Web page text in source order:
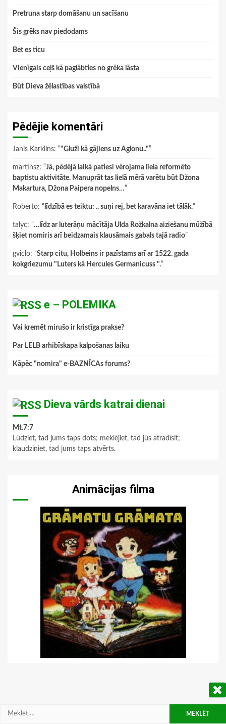
Pretruna starp domāšanu un sacīšanu
Šis grēks nav piedodams
Bet es ticu
Vienīgais ceļš kā paglābties no grēka lāsta
Būt Dieva žēlastības valstībā
Pēdējie komentāri
Janis Karklins: “"Gluži kā gājiens uz Aglonu.."”
martinsz: “Jā, pēdējā laikā patiesi vērojama liela reformēto
baptistu aktivitāte. Manuprāt tas lielā mērā varētu būt Džona
Makartura, Džona Paipera nopelns…”
Roberto: “ līdzībā es teiktu: .. suņi rej, bet karavāna iet tālāk.”
talyc: “…līdz ar luterāņu mācītāja Ulda Rožkalna aiziešanu mūžībā
šķiet nomiris arī beidzamais klausāmais gabals tajā radio”
gviclo: “Starp citu, Holbeins ir pazīstams arī ar 1522. gada
kokgriezumu "Luters kā Hercules Germanicuss ".”
e – POLEMIKA
Vai kremēt mirušo ir kristīga prakse?
Par LELB arhibīskapa kalpošanas laiku
Kāpēc "nomira" e-BAZNĪCAs forums?
Dieva vārds katrai dienai
Mt.7:7
Lūdziet, tad jums taps dots; meklējiet, tad jūs atradīsit;
klaudziniet, tad jums taps atvērts.
Animācijas filma
Meklēt: